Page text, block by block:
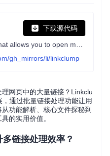
下载源代码
gh_mirrors/li/linkclump
网页中的大量链接？Linkclu
通过批量链接处理功能让用
功能解析、核心文件探秘到
的实用价值。
链接处理效率？